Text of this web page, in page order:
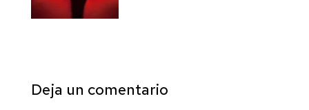
Deja un comentario